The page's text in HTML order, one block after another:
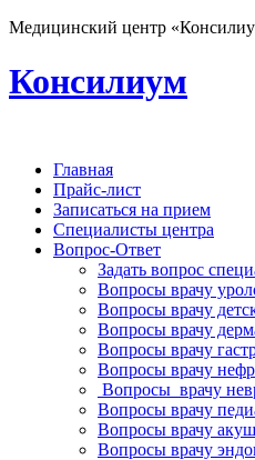
Медицинский центр
Консилиум
Главная
Прайс-лист
Записаться на прием
Специалисты центра
Вопрос-Ответ
Задать вопрос
Вопросы врачу
Вопросы врачу
Вопросы врачу
Вопросы врачу
Вопросы врачу
Вопросы врачу
Вопросы врачу
Вопросы врачу
Вопросы врачу